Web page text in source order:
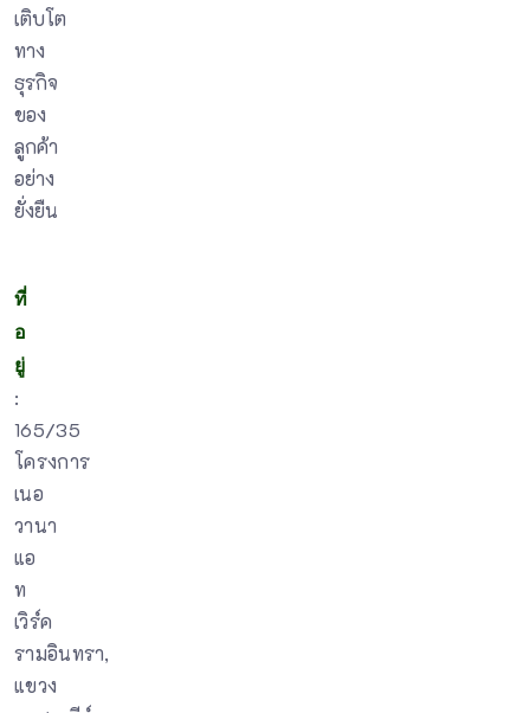
เติบโต
ทาง
ธุรกิจ
ของ
ลูกค้า
อย่าง
ยั่งยืน
ที่
อ
ยู่
:
165/35
โครงการ
เนอ
วานา
แอ
ท
เวิร์ค
รามอินทรา,
แขวง